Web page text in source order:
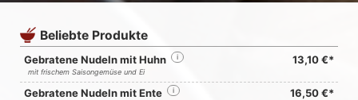
Beliebte Produkte
Gebratene Nudeln mit Huhn i 13,10 €*
mit frischem Saisongemüse und Ei
Gebratene Nudeln mit Ente i 16,50 €*